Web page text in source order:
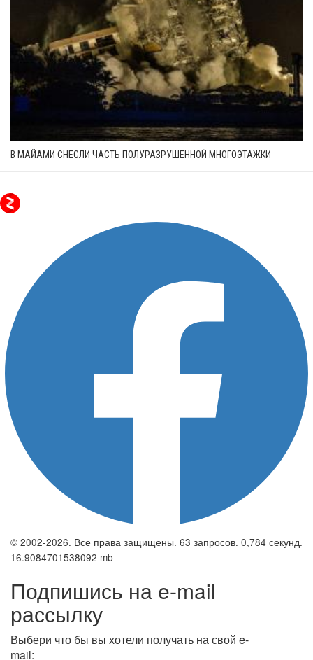
В МАЙАМИ СНЕСЛИ ЧАСТЬ ПОЛУРАЗРУШЕННОЙ МНОГОЭТАЖКИ
© 2002-2026. Все права защищены. 63 запросов. 0,784 секунд.
16.9084701538092 mb
Подпишись на e-mail
рассылку
Выбери что бы вы хотели получать на свой e-
mail: